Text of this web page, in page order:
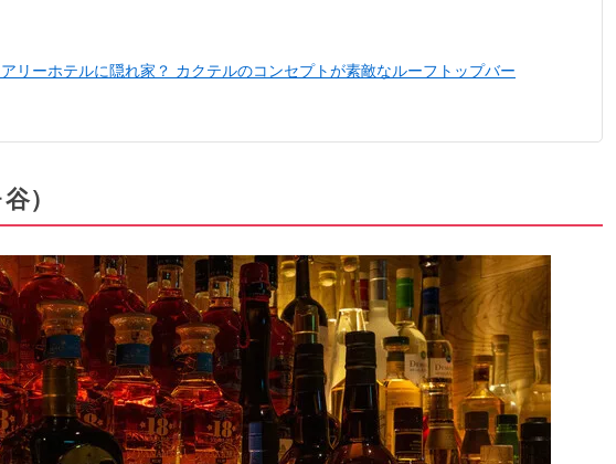
リーホテルに隠れ家？ カクテルのコンセプトが素敵なルーフトップバー
）